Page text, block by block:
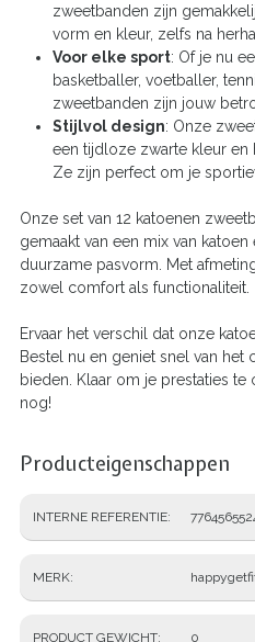
zweetbanden zijn
vorm en kleur, zelfs na
Voor elke sport: Of je nu
basketballer, voetballer,
zweetbanden zijn jouw
Stijlvol design: Onze
een tijdloze zwarte kleur en
Ze zijn perfect om je
Onze set van 12 katoenen
gemaakt van een mix van
duurzame pasvorm. Met
zowel comfort als functionaliteit.
Ervaar het verschil dat onze
Bestel nu en geniet snel van
bieden. Klaar om je prestaties te
nog!
Producteigenschappen
INTERNE REFERENTIE
MERK
PRODUCT GEWICHT 0